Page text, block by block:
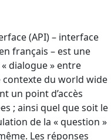
(API) – interface
français – est une
dialogue » entre
contexte du world wide
un point d’accès
; ainsi quel que soit le
de la « question »
Les réponses